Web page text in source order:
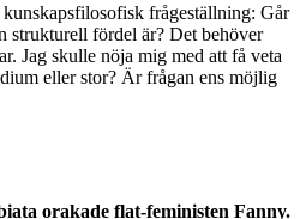
frågeställning: Går
strukturell fördel är? Det behöver
Jag skulle nöja mig med att få veta
eller stor? Är frågan ens möjlig
orakade flat-feministen Fanny.